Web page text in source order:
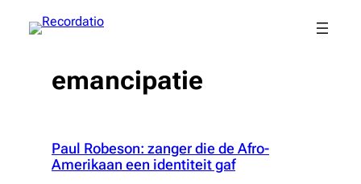
naar
emancipatie
Paul Robeson: zanger die de Afro-
Amerikaan een identiteit gaf